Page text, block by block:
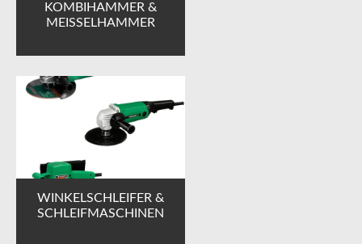
KOMBIHAMMER &
MEISSELHAMMER
WINKELSCHLEIFER &
SCHLEIFMASCHINEN